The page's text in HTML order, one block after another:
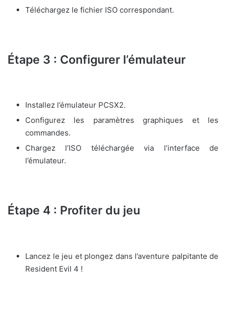
Téléchargez le fichier ISO correspondant.
Étape 3 : Configurer l’émulateur
Installez l’émulateur PCSX2.
Configurez les paramètres graphiques et les
commandes.
Chargez l’ISO téléchargée via l’interface de
l’émulateur.
Étape 4 : Profiter du jeu
Lancez le jeu et plongez dans l’aventure palpitante de
Resident Evil 4 !